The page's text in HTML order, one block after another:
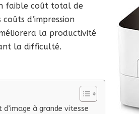
faible coût total de
d’impression
la productivité
la difficulté.
à grande vitesse